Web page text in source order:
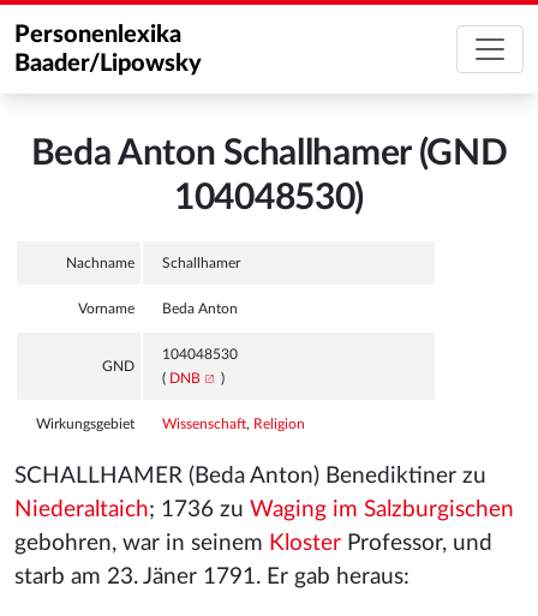
Personenlexika
Baader/Lipowsky
Beda Anton Schallhamer (GND
104048530)
Nachname Schallhamer
Vorname Beda Anton
GND
104048530
( DNB )
Wirkungsgebiet Wissenschaft, Religion
SCHALLHAMER (Beda Anton) Benediktiner zu
Niederaltaich; 1736 zu Waging im Salzburgischen
gebohren, war in seinem Kloster Professor, und
starb am 23. Jäner 1791. Er gab heraus: